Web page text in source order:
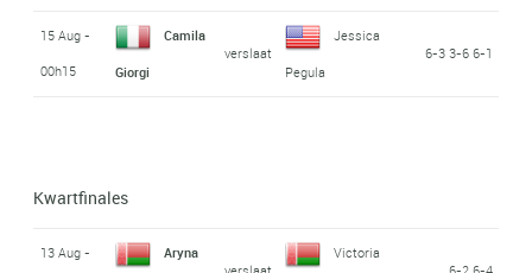
15 Aug -
00h15
Camila
Giorgi
verslaat
Jessica
Pegula
6-3 3-6 6-1
Kwartfinales
13 Aug -
Aryna Victoria